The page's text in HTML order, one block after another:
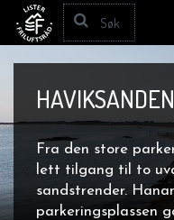
HAVIKSANDEN
Fra den store
lett tilgang til to
sandstrender.
parkeringsplassen